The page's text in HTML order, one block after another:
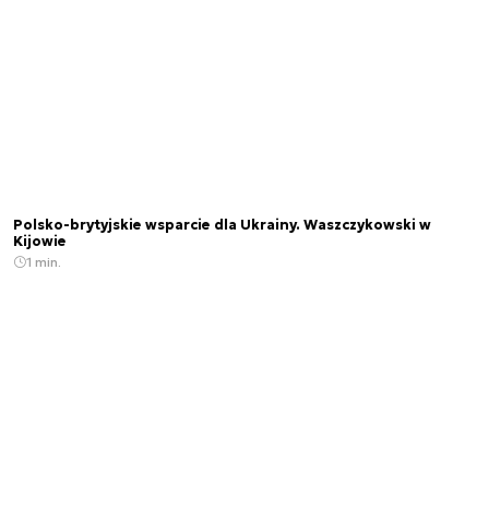
Polsko-brytyjskie wsparcie dla Ukrainy. Waszczykowski w
Kijowie
1 min.